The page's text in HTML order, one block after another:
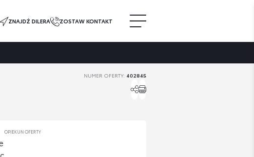
ZNAJDŹ DILERA ZOSTAW KONTAKT
NUMER OFERTY: 402845
OPIEKUN OFERTY